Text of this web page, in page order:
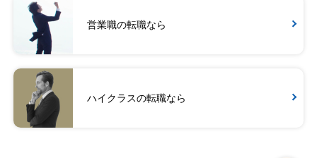
営業職の転職なら
ハイクラスの転職なら